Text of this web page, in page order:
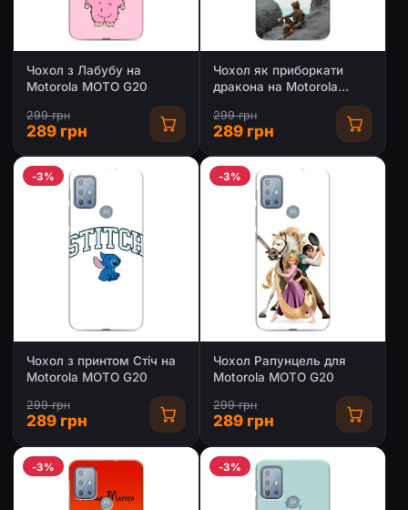
Чохол з Лабубу на
Motorola MOTO G20
299 грн
289 грн
Чохол як приборкати
дракона на Motorola
299 грн
289 грн
-3%
Чохол з принтом Стіч на
Motorola MOTO G20
299 грн
289 грн
-3%
Чохол Рапунцель для
Motorola MOTO G20
299 грн
289 грн
-3% -3%